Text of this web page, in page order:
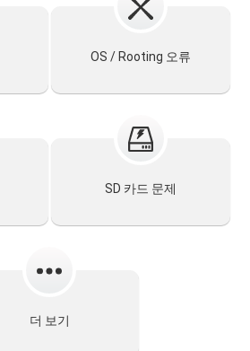
OS / Rooting 오류
SD 카드 문제
더 보기